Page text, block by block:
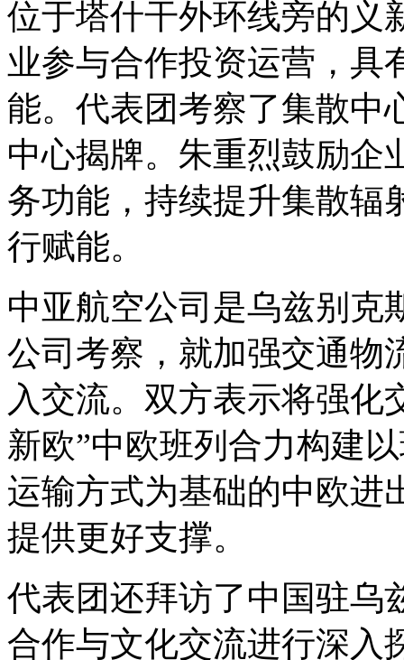
位于塔什干外环线旁的义
业参与合作投资运营，具
能。代表团考察了集散中
中心揭牌。朱重烈鼓励企
务功能，持续提升集散辐
行赋能。
中亚航空公司是乌兹别克
公司考察，就加强交通物
入交流。双方表示将强化
新欧”中欧班列合力构建
运输方式为基础的中欧进
提供更好支撑。
代表团还拜访了中国驻乌
合作与文化交流进行深入